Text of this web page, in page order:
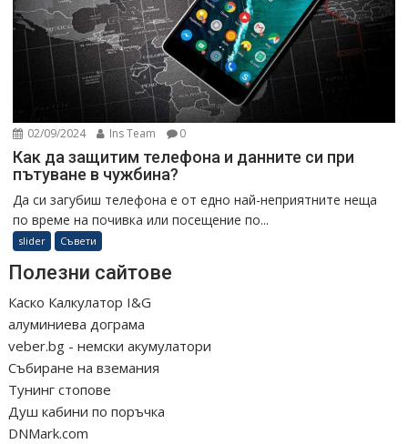
02/09/2024 Ins Team 0
Как да защитим телефона и данните си при
пътуване в чужбина?
Да си загубиш телефона е от едно най-неприятните неща
по време на почивка или посещение по...
slider Съвети
Полезни сайтове
Каско Калкулатор I&G
алуминиева дограма
veber.bg - немски акумулатори
Събиране на вземания
Тунинг стопове
Душ кабини по поръчка
DNMark.com